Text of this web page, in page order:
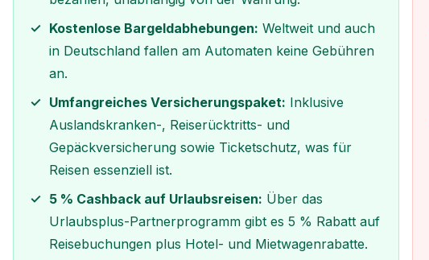
Kostenlose Bargeldabhebungen: Weltweit und auch
in Deutschland fallen am Automaten keine Gebühren
an.
Umfangreiches Versicherungspaket: Inklusive
Auslandskranken-, Reiserücktritts- und
Gepäckversicherung sowie Ticketschutz, was für
Reisen essenziell ist.
5 % Cashback auf Urlaubsreisen: Über das
Urlaubsplus-Partnerprogramm gibt es 5 % Rabatt auf
Reisebuchungen plus Hotel- und Mietwagenrabatte.